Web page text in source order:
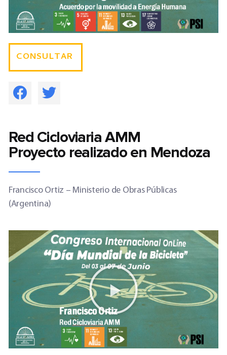
CONSULTAR
Red Cicloviaria AMM
Proyecto realizado en Mendoza
Francisco Ortiz – Ministerio de Obras Públicas
(Argentina)